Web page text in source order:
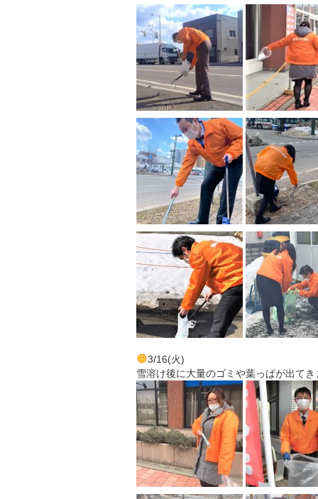
3/16(火)
雪溶け後に大量のゴミや葉っぱが出てき